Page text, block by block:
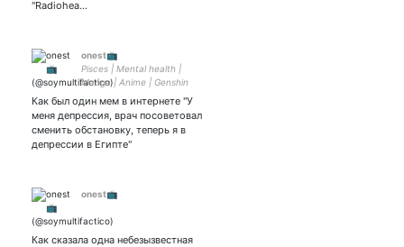
"Radiohea…
onest📺
Pisces | Mental health |
Manga | Anime | Genshin
player | Fan of Ким ЖуЖу |
AHS | Horros | Cookie run
Как был один мем в интернете "У
меня депрессия, врач посоветовал
сменить обстановку, теперь я в
депрессии в Египте"
onest📺
Как сказала одна небезызвестная